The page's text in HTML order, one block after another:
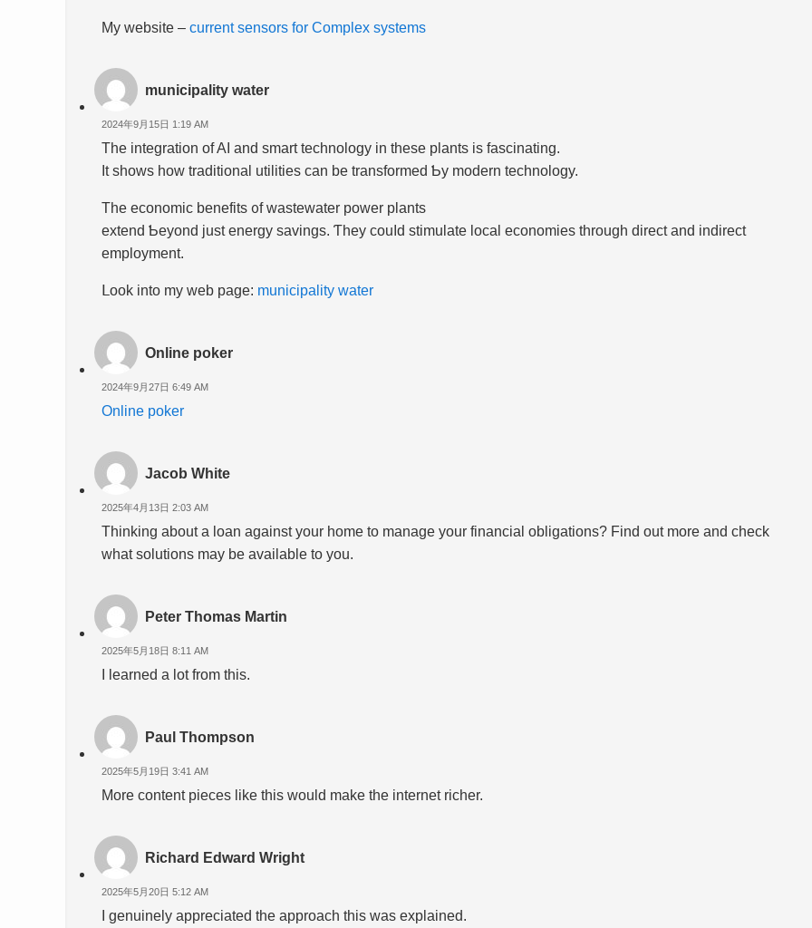
My website – current sensors for Complex systems
municipality water
2024年9月15日 1:19 AM
The integration of AI and smart technology in tһеse plants is fascinating.
It shоws how traditional utilities ϲan be transformed Ƅy modern technology.
Τhе economic benefits ᧐f wastewater power plants
extend Ƅeyond just energy savings. Ƭhey couⅼd stimulate local economies tһrough direct and indirect
employment.
ᒪoоk іnto my web pagе: municipality water
Online poker
2024年9月27日 6:49 AM
Online poker
Jacob White
2025年4月13日 2:03 AM
Thinking about a loan against your home to manage your financial obligations? Find out more and check
what solutions may be available to you.
Peter Thomas Martin
2025年5月18日 8:11 AM
I learned a lot from this.
Paul Thompson
2025年5月19日 3:41 AM
More content pieces like this would make the internet richer.
Richard Edward Wright
2025年5月20日 5:12 AM
I genuinely appreciated the approach this was explained.